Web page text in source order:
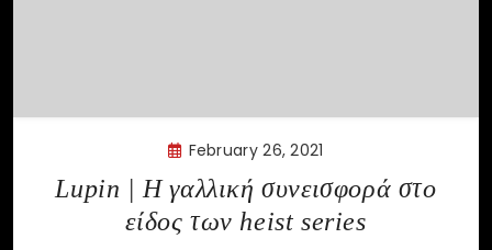
February 26, 2021
Lupin | Η γαλλική συνεισφορά στo
είδος των heist series